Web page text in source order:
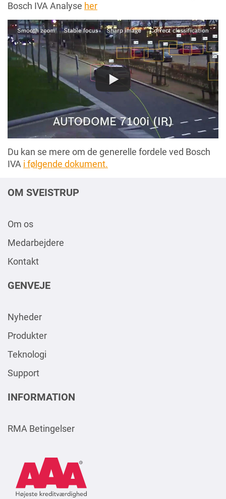
Bosch IVA Analyse her
Du kan se mere om de generelle fordele ved Bosch
IVA i følgende dokument.
OM SVEISTRUP
Om os
Medarbejdere
Kontakt
GENVEJE
Nyheder
Produkter
Teknologi
Support
INFORMATION
RMA Betingelser